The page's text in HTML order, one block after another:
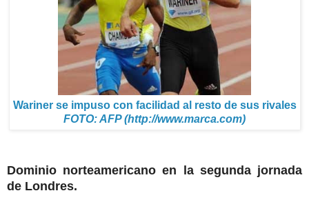
Wariner se impuso con facilidad al resto de sus rivales
FOTO: AFP (http://www.marca.com)
Dominio norteamericano en la segunda jornada
de Londres.